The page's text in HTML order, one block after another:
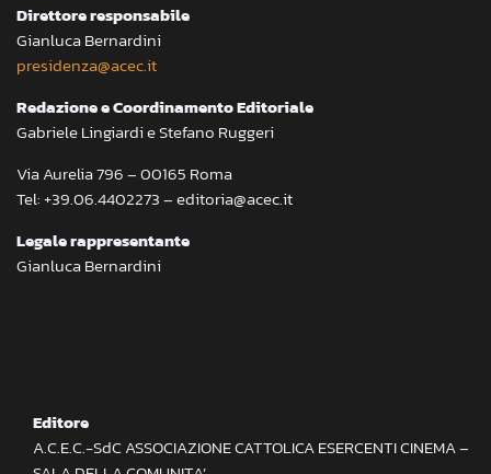
Direttore responsabile
Gianluca Bernardini
presidenza@acec.it
Redazione e Coordinamento Editoriale
Gabriele Lingiardi e Stefano Ruggeri
Via Aurelia 796 – 00165 Roma
Tel: +39.06.4402273 – editoria@acec.it
Legale rappresentante
Gianluca Bernardini
Editore
A.C.E.C.-SdC ASSOCIAZIONE CATTOLICA ESERCENTI CINEMA –